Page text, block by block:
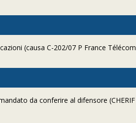
(causa C-202/07 P France
da conferire al difensore